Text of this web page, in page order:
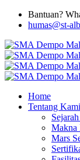
Bantuan?
humas@st-
Home
Tentang Kami
Makna
Mars